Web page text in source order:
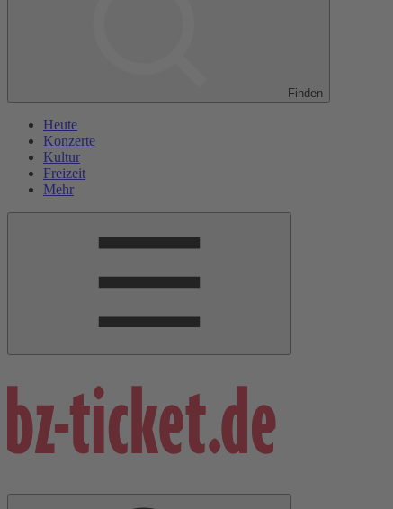
Finden
Heute
Konzerte
Kultur
Freizeit
Mehr